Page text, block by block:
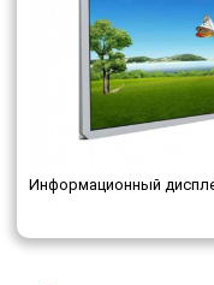
Информационный